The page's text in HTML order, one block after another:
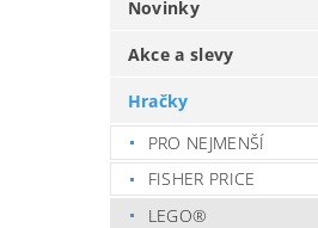
Novinky
Akce a slevy
Hračky
PRO NEJMENŠÍ
FISHER PRICE
LEGO®